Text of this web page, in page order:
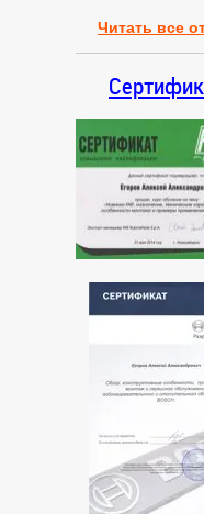
Читать все